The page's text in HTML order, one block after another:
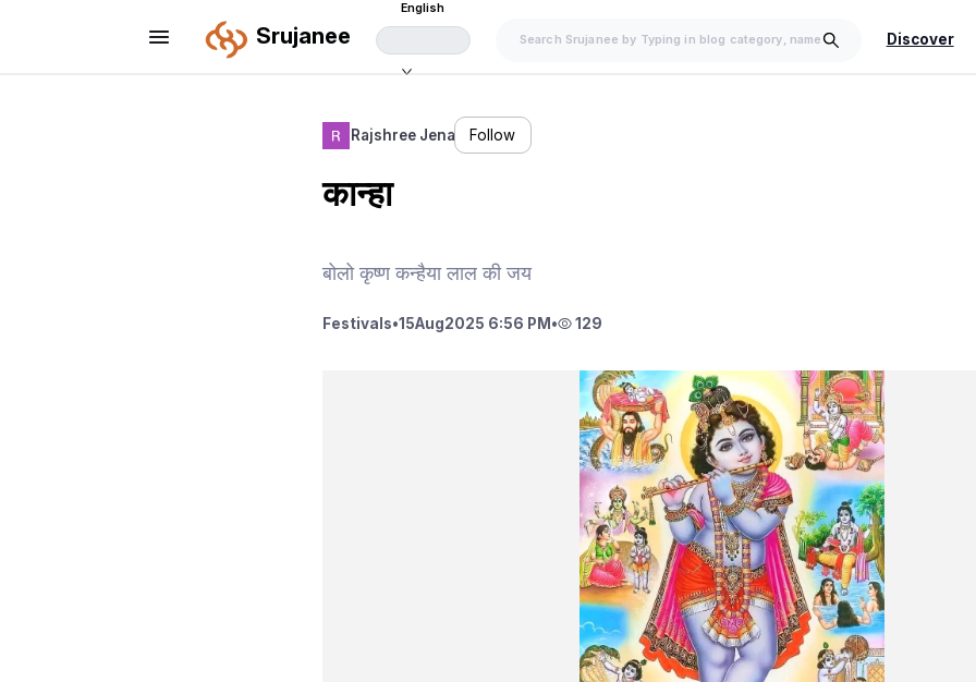
Srujanee
English
Discover
Rajshree Jena Follow
कान्हा
बोलो कृष्ण कन्हैया लाल की जय
Festivals•15Aug2025 6:56 PM • 129